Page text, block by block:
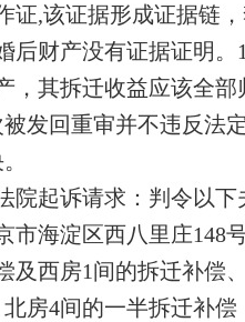
证,该证据形成证据链
后财产没有证据证明。
，其拆迁收益应该全部
发回重审并不违反法
院起诉请求：判令以下
市海淀区西八里庄148
及西房1间的拆迁补偿
房4间的一半拆迁补偿